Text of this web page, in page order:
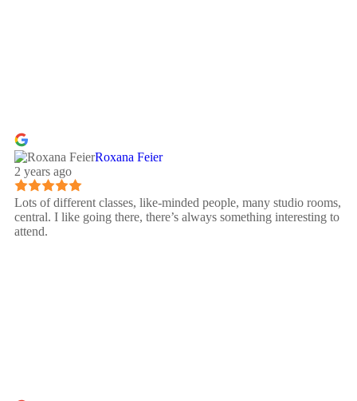
Roxana Feier
2 years ago
Lots of different classes, like-minded people, many studio rooms,
central. I like going there, there’s always something interesting to
attend.